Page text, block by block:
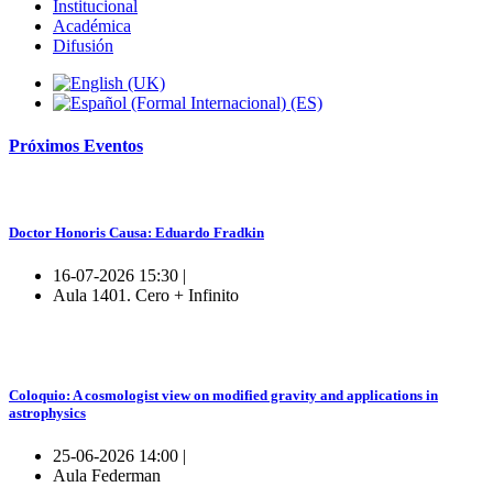
Institucional
Académica
Difusión
Próximos Eventos
Doctor Honoris Causa: Eduardo Fradkin
16-07-2026 15:30 |
Aula 1401. Cero + Infinito
Coloquio: A cosmologist view on modified gravity and applications in
astrophysics
25-06-2026 14:00 |
Aula Federman